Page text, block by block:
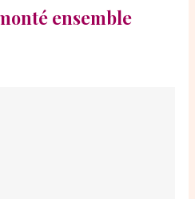
ensemble